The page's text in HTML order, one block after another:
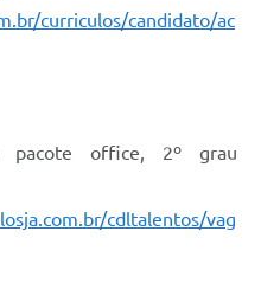
curriculos/candidato/ac
pacote office, 2º grau
cdltalentos/vag